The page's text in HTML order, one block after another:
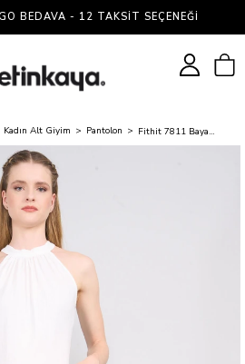
BEDAVA - 12 TAKSIT SEÇENEĞI
Kadın Alt Giyim Pantolon Fithit 7811 Bayan Jean İspanyol Paça Pantolon Buz Mavi